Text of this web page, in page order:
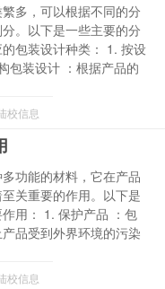
多，可以根据不同的分
。以下是一些主要的分
包装设计种类： 1. 按设
包装设计 ：根据产品的
校信息
功能的材料，它在产品
关重要的作用。以下是
用： 1. 保护产品 ：包
品受到外界环境的污染
校信息